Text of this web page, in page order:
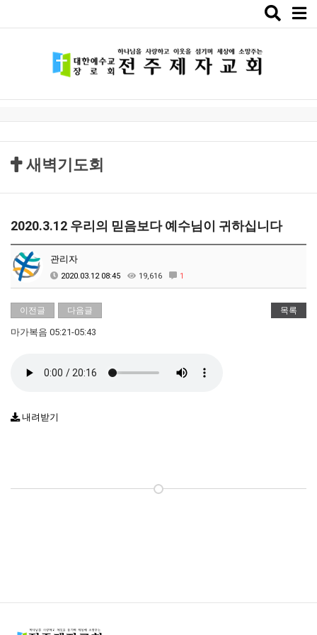
Toggle
새벽기도회
2020.3.12 우리의 믿음보다 예수님이 귀하십니다
관리자
2020.03.12 08:45 19,616 1
이전글 다음글 목록
마가복음 05:21-05:43
내려받기